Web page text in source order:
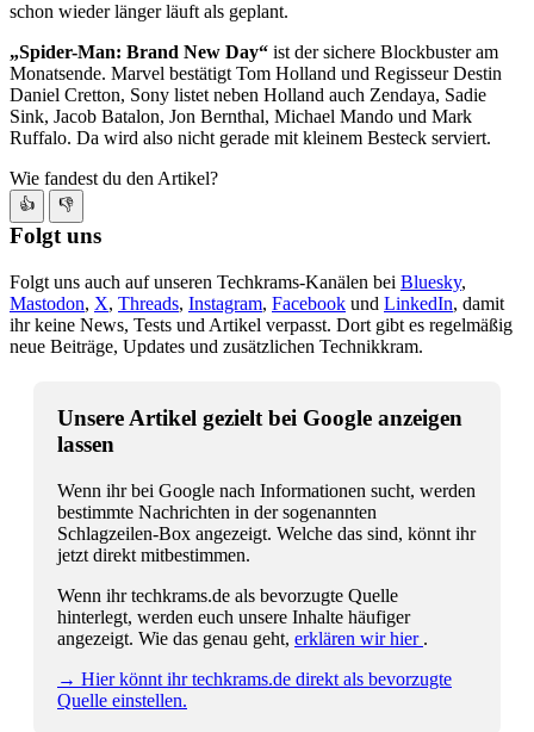
schon wieder länger läuft als geplant.
„Spider-Man: Brand New Day“ ist der sichere Blockbuster am
Monatsende. Marvel bestätigt Tom Holland und Regisseur Destin
Daniel Cretton, Sony listet neben Holland auch Zendaya, Sadie
Sink, Jacob Batalon, Jon Bernthal, Michael Mando und Mark
Ruffalo. Da wird also nicht gerade mit kleinem Besteck serviert.
Wie fandest du den Artikel?
👍 👎
Folgt uns
Folgt uns auch auf unseren Techkrams-Kanälen bei Bluesky,
Mastodon, X, Threads, Instagram, Facebook und LinkedIn, damit
ihr keine News, Tests und Artikel verpasst. Dort gibt es regelmäßig
neue Beiträge, Updates und zusätzlichen Technikkram.
Unsere Artikel gezielt bei Google anzeigen
lassen
Wenn ihr bei Google nach Informationen sucht, werden
bestimmte Nachrichten in der sogenannten
Schlagzeilen-Box angezeigt. Welche das sind, könnt ihr
jetzt direkt mitbestimmen.
Wenn ihr techkrams.de als bevorzugte Quelle
hinterlegt, werden euch unsere Inhalte häufiger
angezeigt. Wie das genau geht, erklären wir hier .
→ Hier könnt ihr techkrams.de direkt als bevorzugte
Quelle einstellen.